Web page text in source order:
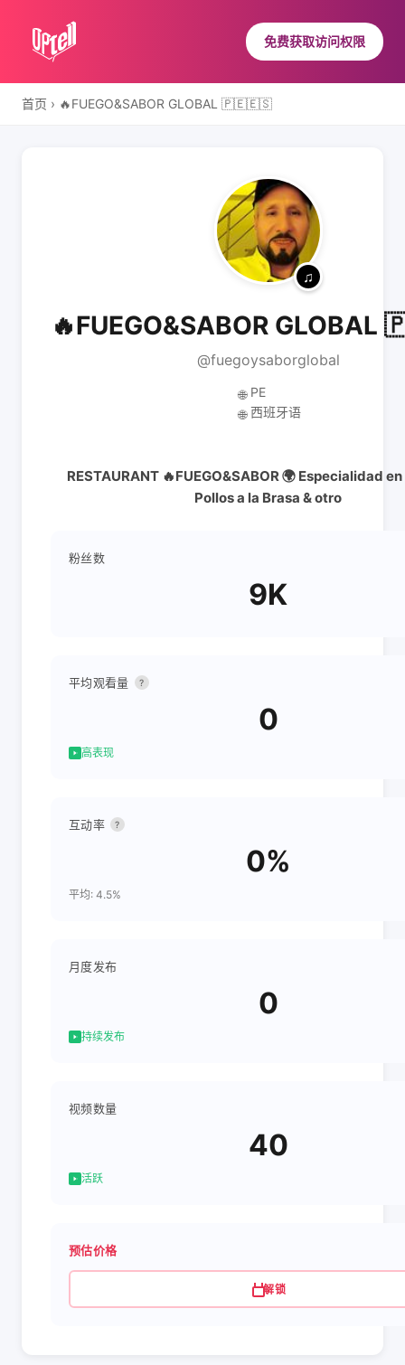
免费获取访问权限
首页 › 🔥FUEGO&SABOR GLOBAL 🇵🇪🇪🇸
🔥FUEGO&SABOR
@fuegoysaborglobal
🌐 PE
🌐 西班牙语
RESTAURANT 🔥FUEGO&SABOR 🌍 Especialidad
Pollos a la Brasa & otro
粉丝数
9K
平均观看量 ?
0
高表现
互动率 ?
0%
平均: 4.5%
月度发布
0
持续发布
视频数量
40
活跃
预估价格
解锁